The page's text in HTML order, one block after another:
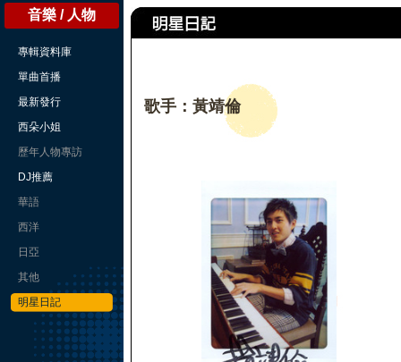
音樂 / 人物
專輯資料庫
單曲首播
最新發行
西朵小姐
歷年人物專訪
DJ推薦
華語
西洋
日亞
其他
明星日記
歌手：黃靖倫